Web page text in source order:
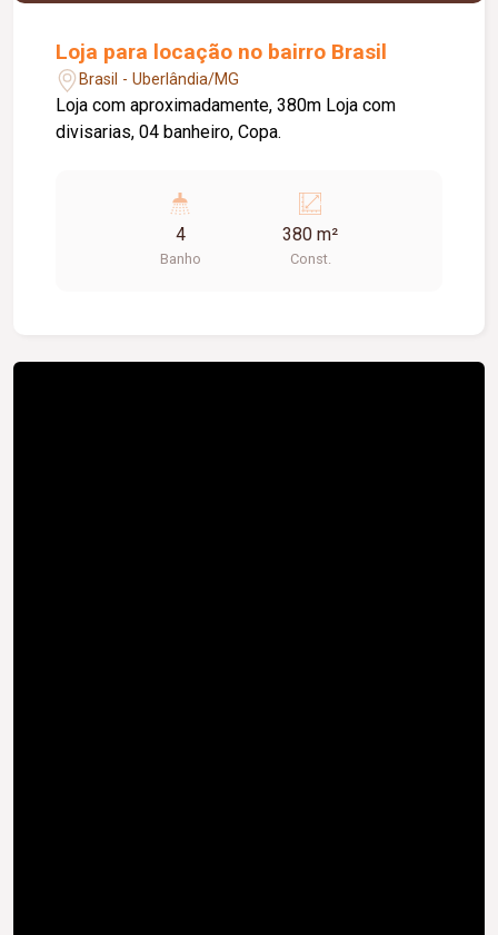
Loja para locação no bairro Brasil
Brasil - Uberlândia/MG
Loja com aproximadamente, 380m Loja com
divisarias, 04 banheiro, Copa.
4
Banho
380 m²
Const.